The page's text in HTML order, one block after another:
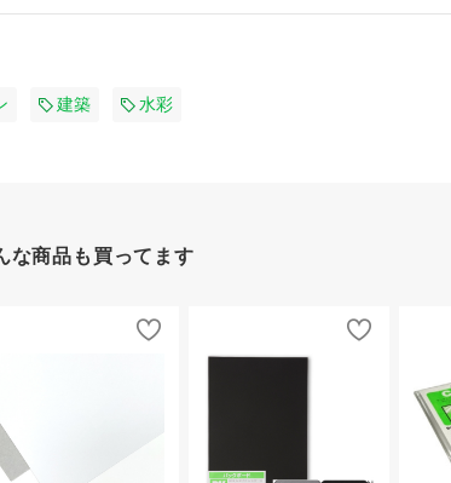
建築 水彩
な商品も買ってます